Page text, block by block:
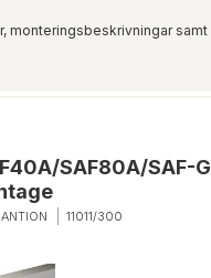
monteringsbeskrivningar samt
SAF80A/SAF-
11011/300